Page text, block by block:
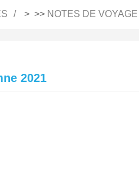
> >> NOTES DE VOYAGE
2021